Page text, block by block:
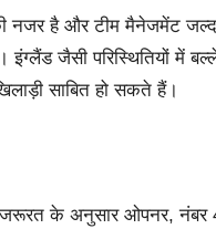
नजर है और टीम मैनेजमेंट
इंग्लैंड जैसी परिस्थितियों में
साबित हो सकते हैं।
के अनुसार ओपनर, नंबर